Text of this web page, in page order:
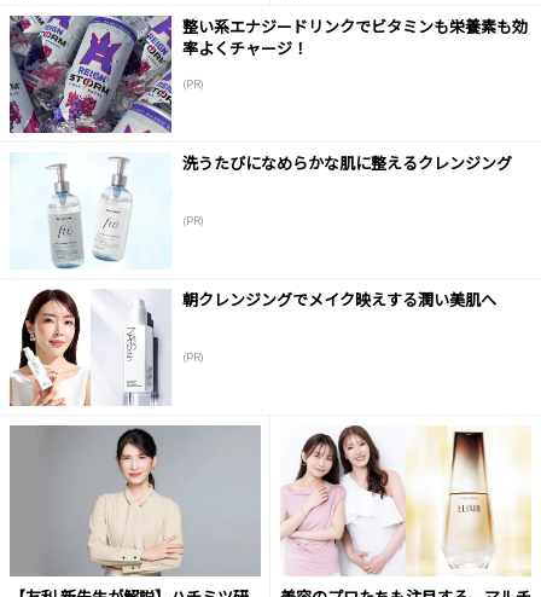
整い系エナジードリンクでビタミンも栄養素も効
率よくチャージ！
(PR)
洗うたびになめらかな肌に整えるクレンジング
(PR)
朝クレンジングでメイク映えする潤い美肌へ
(PR)